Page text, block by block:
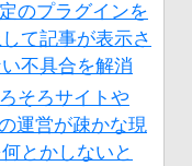
のプラグインを
て記事が表示さ
不具合を解消
そろサイトや
運営が疎かな現
とかしないと